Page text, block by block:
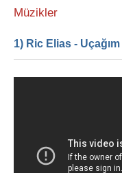
Müzikler
1) Ric Elias -